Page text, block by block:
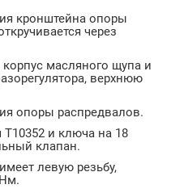
кронштейна опоры
через
масляного щупа и
верхнюю
опоры распредвалов.
и ключа на 18
клапан.
левую резьбу,